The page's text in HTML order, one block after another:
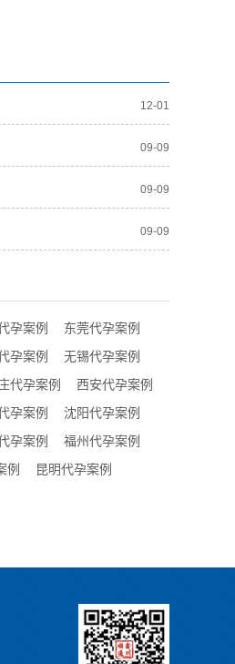
12-01
09-09
09-09
09-09
孕案例
东莞代孕案例
孕案例
无锡代孕案例
代孕案例
西安代孕案例
孕案例
沈阳代孕案例
孕案例
福州代孕案例
例
昆明代孕案例